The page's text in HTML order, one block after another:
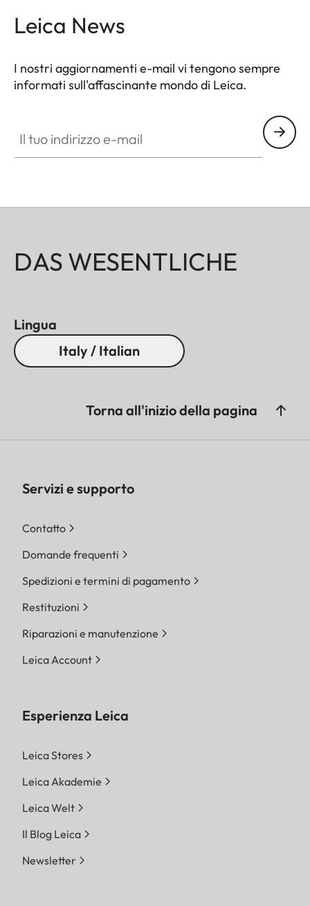
Leica News
I nostri aggiornamenti e-mail vi tengono sempre
informati sull'affascinante mondo di Leica.
DAS WESENTLICHE
Lingua
Italy / Italian
Torna all'inizio della pagina
Servizi e supporto
Contatto
Domande frequenti
Spedizioni e termini di pagamento
Restituzioni
Riparazioni e manutenzione
Leica Account
Esperienza Leica
Leica Stores
Leica Akademie
Leica Welt
Il Blog Leica
Newsletter